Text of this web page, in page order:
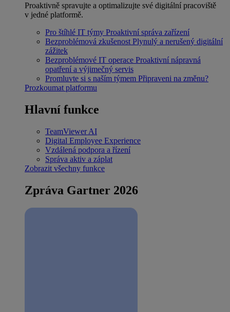
Proaktivně spravujte a optimalizujte své digitální pracoviště
v jedné platformě.
Pro štíhlé IT týmy Proaktivní správa zařízení
Bezproblémová zkušenost Plynulý a nerušený digitální
zážitek
Bezproblémové IT operace Proaktivní nápravná
opatření a výjimečný servis
Promluvte si s naším týmem Připraveni na změnu?
Prozkoumat platformu
Hlavní funkce
TeamViewer AI
Digital Employee Experience
Vzdálená podpora a řízení
Správa aktiv a záplat
Zobrazit všechny funkce
Zpráva Gartner 2026